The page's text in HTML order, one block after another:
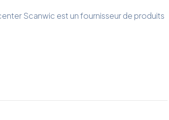
Scanwic est un fournisseur de produits